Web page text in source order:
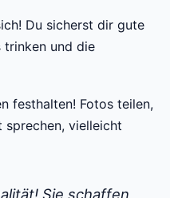
Du sicherst dir gute
trinken und die
festhalten! Fotos teilen,
sprechen, vielleicht
Sie schaffen